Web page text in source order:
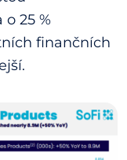
25 %
finančních